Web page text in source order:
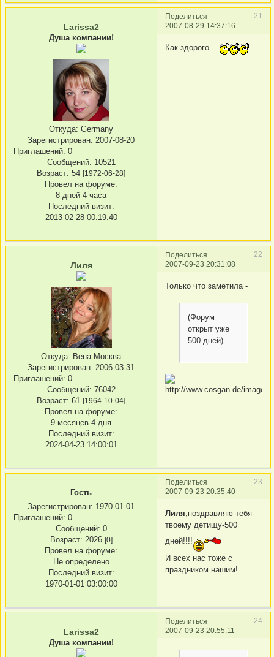
Поделиться
21
2007-08-29 14:37:16
Larissa2
Душа компании!
Откуда: Germany
Зарегистрирован: 2007-08-20
Приглашений: 0
Сообщений: 10521
Возраст: 54 [1972-06-28]
Провел на форуме:
8 дней 4 часа
Последний визит:
2013-02-28 00:19:40
Как здорого
Поделиться
22
2007-09-23 20:31:08
Лиля
Откуда: Вена-Москва
Зарегистрирован: 2006-03-31
Приглашений: 0
Сообщений: 76042
Возраст: 61 [1964-10-04]
Провел на форуме:
9 месяцев 4 дня
Последний визит:
2024-04-23 14:00:01
Только что заметила -
(Форум
открыт уже
500 дней)
Поделиться
23
2007-09-23 20:35:40
Гость
Зарегистрирован: 1970-01-01
Приглашений: 0
Сообщений: 0
Возраст: 2026 [0]
Провел на форуме:
Не определено
Последний визит:
1970-01-01 03:00:00
Лиля ,поздравляю тебя-
твоему детищу-500
дней!!!!
И всех нас тоже с
праздником нашим!
Поделиться
24
2007-09-23 20:55:11
Larissa2
Душа компании!